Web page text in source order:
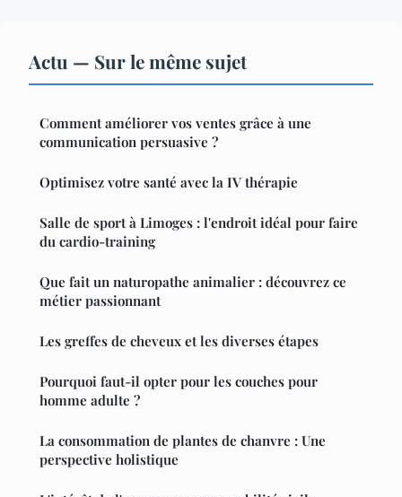
Actu — Sur le même sujet
Comment améliorer vos ventes grâce à une
communication persuasive ?
Optimisez votre santé avec la IV thérapie
Salle de sport à Limoges : l'endroit idéal pour faire
du cardio-training
Que fait un naturopathe animalier : découvrez ce
métier passionnant
Les greffes de cheveux et les diverses étapes
Pourquoi faut-il opter pour les couches pour
homme adulte ?
La consommation de plantes de chanvre : Une
perspective holistique